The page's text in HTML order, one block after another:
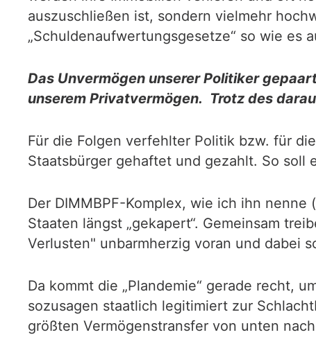
auszuschließen ist, sondern vielmehr
„Schuldenaufwertungsgesetze“ so wie es
Das Unvermögen unserer Politiker
unserem Privatvermögen. Trotz des
Für die Folgen verfehlter Politik bzw. für
Staatsbürger gehaftet und gezahlt. So soll
Der DIMMBPF-Komplex, wie ich ihn
Staaten längst „gekapert“. Gemeinsam
Verlusten" unbarmherzig voran und dabei
Da kommt die „Plandemie“ gerade recht,
sozusagen staatlich legitimiert zur
größten Vermögenstransfer von unten